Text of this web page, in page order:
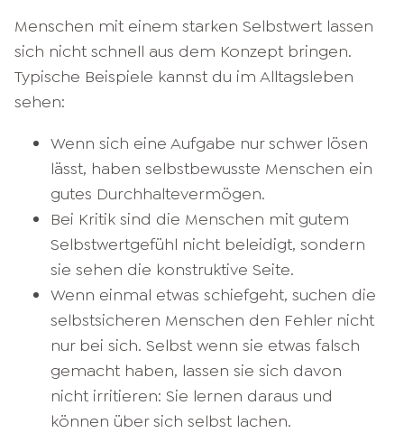
Menschen mit einem starken Selbstwert lassen
sich nicht schnell aus dem Konzept bringen.
Typische Beispiele kannst du im Alltagsleben
sehen:
Wenn sich eine Aufgabe nur schwer lösen
lässt, haben selbstbewusste Menschen ein
gutes Durchhaltevermögen.
Bei Kritik sind die Menschen mit gutem
Selbstwertgefühl nicht beleidigt, sondern
sie sehen die konstruktive Seite.
Wenn einmal etwas schiefgeht, suchen die
selbstsicheren Menschen den Fehler nicht
nur bei sich. Selbst wenn sie etwas falsch
gemacht haben, lassen sie sich davon
nicht irritieren: Sie lernen daraus und
können über sich selbst lachen.